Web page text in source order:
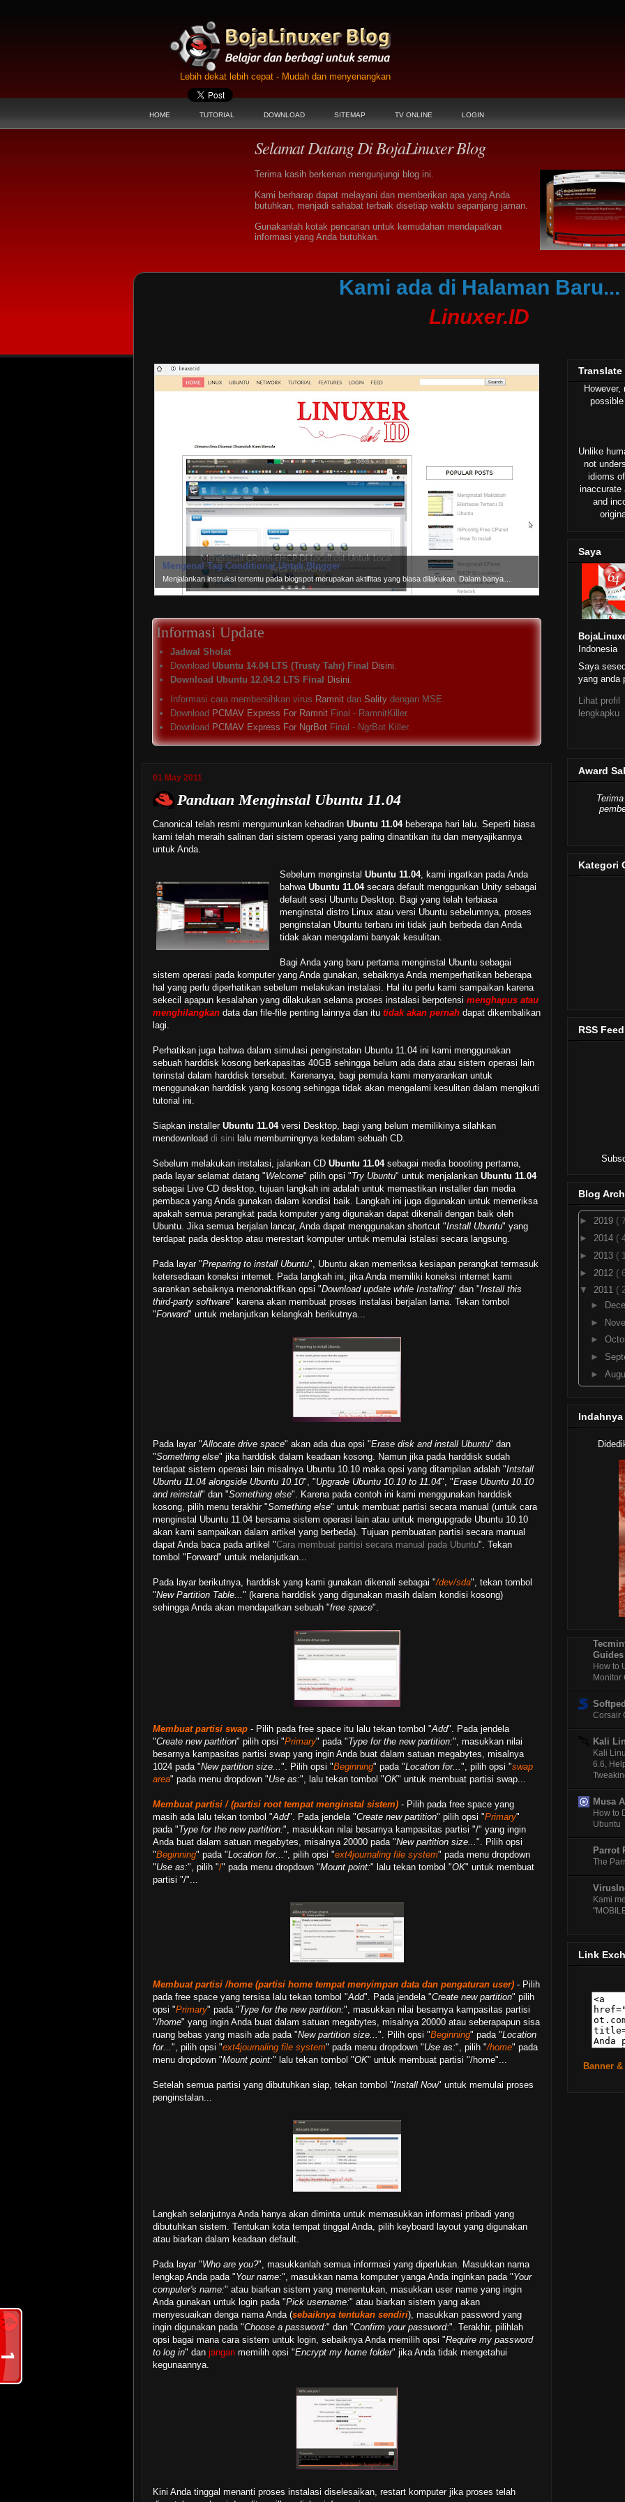
Lebih dekat lebih cepat - Mudah dan menyenangkan
HOME TUTORIAL DOWNLOAD SITEMAP TV ONLINE LOGIN
Selamat Datang Di BojaLinuxer Blog
Terima kasih berkenan mengunjungi blog ini.
Kami berharap dapat melayani dan memberikan apa yang Anda
butuhkan, menjadi sahabat terbaik disetiap waktu sepanjang jaman.
Gunakanlah kotak pencarian untuk kemudahan mendapatkan
informasi yang Anda butuhkan.
Kami ada di Halaman Baru...
Linuxer.ID
Mengenal Tag Conditional Untuk Blogger
Menjalankan instruksi tertentu pada blogspot merupakan aktifitas yang biasa dilakukan. Dalam banya…
Informasi Update
Jadwal Sholat
Download Ubuntu 14.04 LTS (Trusty Tahr) Final Disini.
Download Ubuntu 12.04.2 LTS Final
Disini.
Informasi cara membersihkan virus Ramnit dan Sality dengan MSE.
Download PCMAV Express For Ramnit Final - RamnitKiller.
Download PCMAV Express For NgrBot Final - NgrBot Killer.
01 May 2011
Panduan Menginstal Ubuntu 11.04
Canonical telah resmi mengumunkan kehadiran Ubuntu 11.04beberapa hari lalu. Seperti biasa
kami telah meraih salinan dari sistem operasi yang paling dinantikan itu dan menyajikannya
untuk Anda.
Sebelum menginstal Ubuntu 11.04, kami ingatkan pada Anda
bahwa Ubuntu 11.04secara default menggunkan Unity sebagai
default sesi Ubuntu Desktop. Bagi yang telah terbiasa
menginstal distro Linux atau versi Ubuntu sebelumnya, proses
penginstalan Ubuntu terbaru ini tidak jauh berbeda dan Anda
tidak akan mengalami banyak kesulitan.
Bagi Anda yang baru pertama menginstal Ubuntu sebagai
sistem operasi pada komputer yang Anda gunakan, sebaiknya Anda memperhatikan beberapa
hal yang perlu diperhatikan sebelum melakukan instalasi. Hal itu perlu kami sampaikan karena
sekecil apapun kesalahan yang dilakukan selama proses instalasi berpotensi menghapus atau
menghilangkan data dan file-file penting lainnya dan itu tidak akan pernah dapat dikembalikan
lagi.
Perhatikan juga bahwa dalam simulasi penginstalan Ubuntu 11.04 ini kami menggunakan
sebuah harddisk kosong berkapasitas 40GB sehingga belum ada data atau sistem operasi lain
terinstal dalam harddisk tersebut. Karenanya, bagi pemula kami menyarankan untuk
menggunakan harddisk yang kosong sehingga tidak akan mengalami kesulitan dalam mengikuti
tutorial ini.
Siapkan installer Ubuntu 11.04versi Desktop, bagi yang belum memilikinya silahkan
mendownload di sini lalu memburningnya kedalam sebuah CD.
Sebelum melakukan instalasi, jalankan CD Ubuntu 11.04sebagai media boooting pertama,
pada layar selamat datang "Welcome" pilih opsi "Try Ubuntu" untuk menjalankan Ubuntu 11.04
sebagai Live CD desktop, tujuan langkah ini adalah untuk memastikan installer dan media
pembaca yang Anda gunakan dalam kondisi baik. Langkah ini juga digunakan untuk memeriksa
apakah semua perangkat pada komputer yang digunakan dapat dikenali dengan baik oleh
Ubuntu. Jika semua berjalan lancar, Anda dapat menggunakan shortcut "Install Ubuntu" yang
terdapat pada desktop atau merestart komputer untuk memulai istalasi secara langsung.
Pada layar "Preparing to install Ubuntu", Ubuntu akan memeriksa kesiapan perangkat termasuk
ketersediaan koneksi internet. Pada langkah ini, jika Anda memiliki koneksi internet kami
sarankan sebaiknya menonaktifkan opsi "Download update while Installing" dan "Install this
third-party software" karena akan membuat proses instalasi berjalan lama. Tekan tombol
"Forward" untuk melanjutkan kelangkah berikutnya...
Pada layar "Allocate drive space" akan ada dua opsi "Erase disk and install Ubuntu" dan
"Something else" jika harddisk dalam keadaan kosong. Namun jika pada harddisk sudah
terdapat sistem operasi lain misalnya Ubuntu 10.10 maka opsi yang ditampilan adalah "Intstall
Ubuntu 11.04 alongside Ubuntu 10.10", "Upgrade Ubuntu 10.10 to 11.04", "Erase Ubuntu 10.10
and reinstall" dan "Something else". Karena pada contoh ini kami menggunakan harddisk
kosong, pilih menu terakhir "Something else" untuk membuat partisi secara manual (untuk cara
menginstal Ubuntu 11.04 bersama sistem operasi lain atau untuk mengupgrade Ubuntu 10.10
akan kami sampaikan dalam artikel yang berbeda). Tujuan pembuatan partisi secara manual
dapat Anda baca pada artikel "Cara membuat partisi secara manual pada Ubuntu". Tekan
tombol "Forward" untuk melanjutkan...
Pada layar berikutnya, harddisk yang kami gunakan dikenali sebagai "/dev/sda", tekan tombol
"New Partition Table..." (karena harddisk yang digunakan masih dalam kondisi kosong)
sehingga Anda akan mendapatkan sebuah "free space".
Membuat partisi swap - Pilih pada free space itu lalu tekan tombol "Add". Pada jendela
"Create new partition" pilih opsi "Primary" pada "Type for the new partition:", masukkan nilai
besarnya kampasitas partisi swap yang ingin Anda buat dalam satuan megabytes, misalnya
1024 pada "New partition size...". Pilih opsi "Beginning" pada "Location for...", pilih opsi "swap
area" pada menu dropdown "Use as:", lalu tekan tombol "OK" untuk membuat partisi swap...
Membuat partisi / (partisi root tempat menginstal sistem) - Pilih pada free space yang
masih ada lalu tekan tombol "Add". Pada jendela "Create new partition" pilih opsi "Primary"
pada "Type for the new partition:", masukkan nilai besarnya kampasitas partisi "/" yang ingin
Anda buat dalam satuan megabytes, misalnya 20000 pada "New partition size...". Pilih opsi
"Beginning" pada "Location for...", pilih opsi "ext4journaling file system" pada menu dropdown
"Use as:", pilih "/" pada menu dropdown "Mount point:" lalu tekan tombol "OK" untuk membuat
partisi "/"...
Membuat partisi /home (partisi home tempat menyimpan data dan pengaturan user) - Pilih
pada free space yang tersisa lalu tekan tombol "Add". Pada jendela "Create new partition" pilih
opsi "Primary" pada "Type for the new partition:", masukkan nilai besarnya kampasitas partisi
"/home" yang ingin Anda buat dalam satuan megabytes, misalnya 20000 atau seberapapun sisa
ruang bebas yang masih ada pada "New partition size...". Pilih opsi "Beginning" pada "Location
for...", pilih opsi "ext4journaling file system" pada menu dropdown "Use as:", pilih "/home" pada
menu dropdown "Mount point:" lalu tekan tombol "OK" untuk membuat partisi "/home"...
Setelah semua partisi yang dibutuhkan siap, tekan tombol "Install Now" untuk memulai proses
penginstalan...
Langkah selanjutnya Anda hanya akan diminta untuk memasukkan informasi pribadi yang
dibutuhkan sistem. Tentukan kota tempat tinggal Anda, pilih keyboard layout yang digunakan
atau biarkan dalam keadaan default.
Pada layar "Who are you?", masukkanlah semua informasi yang diperlukan. Masukkan nama
lengkap Anda pada "Your name:", masukkan nama komputer yanga Anda inginkan pada "Your
computer's name:" atau biarkan sistem yang menentukan, masukkan user name yang ingin
Anda gunakan untuk login pada "Pick username:" atau biarkan sistem yang akan
menyesuaikan denga nama Anda (sebaiknya tentukan sendiri), masukkan password yang
ingin digunakan pada "Choose a password:" dan "Confirm your password:". Terakhir, pilihlah
opsi bagai mana cara sistem untuk login, sebaiknya Anda memilih opsi "Require my password
to log in" dan jangan memilih opsi "Encrypt my home folder" jika Anda tidak mengetahui
kegunaannya.
Kini Anda tinggal menanti proses instalasi diselesaikan, restart komputer jika proses telah
Translate
Unlike
not
idioms
inaccurate
and
Saya
Indonesia
Saya
yang anda
Lihat profil
lengkapku
Award
Kategori
RSS Feed
Blog
► 2019 (
► 2014 (
► 2013 (
► 2012 (
▼ 2011 (
►
►
►
►
►
▼May
Trik
Rilis
Indahnya
Guides
How to
Monitor
Corsair
Kali
Kali
6.6,
Musa
How to
Ubuntu
Parrot
The
Kami
Link
Banner